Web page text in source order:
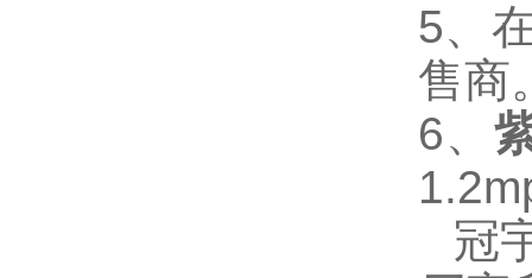
5、
售商
6、
冠